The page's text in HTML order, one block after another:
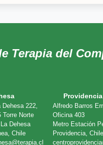
Terapia del
Dehesa 222,
Torre Norte
Dehesa
Chile
Providencia
Alfredo Barros
Oficina 403
Metro Estación
Providencia, Chile